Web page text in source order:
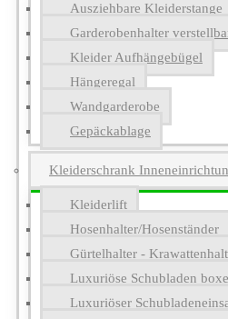
Ausziehbare Kleiderstange
Garderobenhalter
Kleider Aufhängebügel
Hängeregal
Wandgarderobe
Gepäckablage
Kleiderschrank
Kleiderlift
Hosenhalter/Hosenständer
Gürtelhalter -
Luxuriöse Schubladen
Luxuriöser